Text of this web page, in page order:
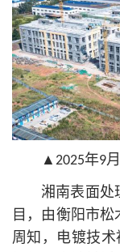
▲2025年9
湘南表面处
目，由衡阳市
周知，电镀技